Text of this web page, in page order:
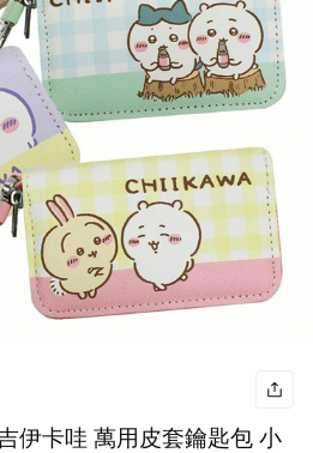
伊卡哇 萬用皮套鑰匙包 小